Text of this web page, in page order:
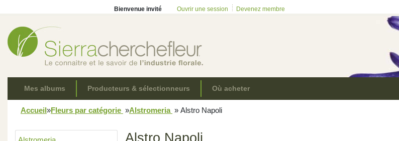
Bienvenue invité Ouvrir une session Devenez membre
Mes albums Producteurs & sélectionneurs Où acheter
Accueil»Fleurs par catégorie »Alstromeria » Alstro Napoli
Alstro Napoli